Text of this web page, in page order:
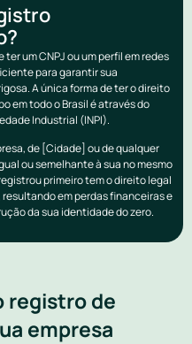
um CNPJ ou um perfil em redes
para garantir sua
A única forma de ter o direito
em todo o Brasil é através do
Industrial (INPI).
de [Cidade] ou de qualquer
ou semelhante à sua no mesmo
primeiro tem o direito legal
resultando em perdas financeiras e
da sua identidade do zero.
registro de
empresa